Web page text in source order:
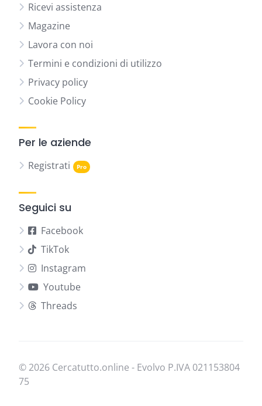
Ricevi assistenza
Magazine
Lavora con noi
Termini e condizioni di utilizzo
Privacy policy
Cookie Policy
Per le aziende
Registrati
Seguici su
Facebook
TikTok
Instagram
Youtube
Threads
© 2026 Cercatutto.online - Evolvo P.IVA 021​153​804​
75